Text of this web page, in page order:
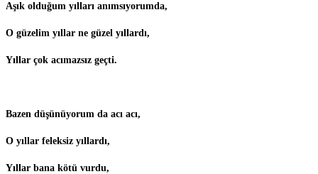
Aşık olduğum yılları anımsıyorumda,
O güzelim yıllar ne güzel yıllardı,
Yıllar çok acımazsız geçti.
Bazen düşünüyorum da acı acı,
O yıllar feleksiz yıllardı,
Yıllar bana kötü vurdu,